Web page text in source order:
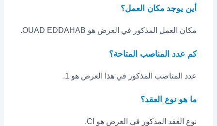
أين يوجد مكان العمل؟
مكان العمل المذكور في العرض هو OUAD EDDAHAB.
كم عدد المناصب المتاحة؟
عدد المناصب المذكور في هذا العرض هو 1.
ما هو نوع العقد؟
نوع العقد المذكور في العرض هو CI.